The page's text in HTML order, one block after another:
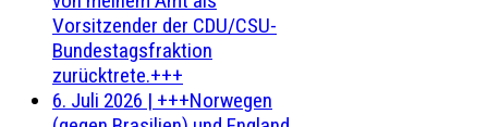
Vorsitzender der CDU/CSU-
Bundestagsfraktion
zurücktrete.+++
6. Juli 2026 | +++Norwegen